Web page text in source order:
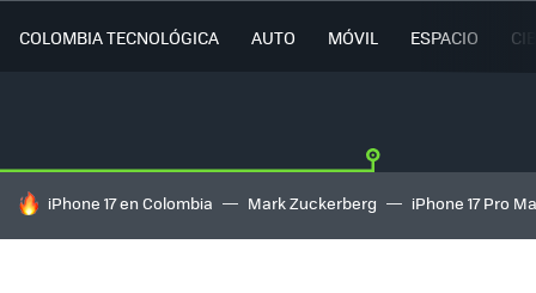
COLOMBIA TECNOLÓGICA AUTO MÓVIL ESPACIO
HOY SE HABLA DE
iPhone 17 en Colombia Mark Zuckerberg iPhone 17 Pro